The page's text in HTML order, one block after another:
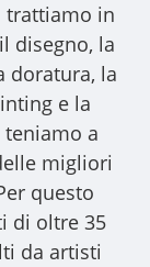
trattiamo in
disegno, la
doratura, la
e la
a
migliori
questo
di oltre 35
da artisti